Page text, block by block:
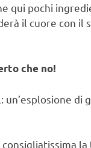
qui pochi
il cuore con il
che no!
di
la